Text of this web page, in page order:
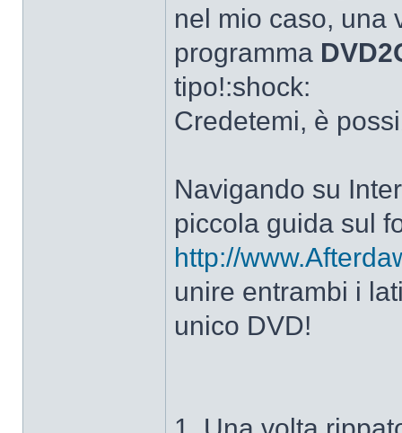
nel mio caso, una
programma
tipo!:shock:
Credetemi, è
Navigando su
piccola guida sul
http://
unire entrambi i
unico DVD!